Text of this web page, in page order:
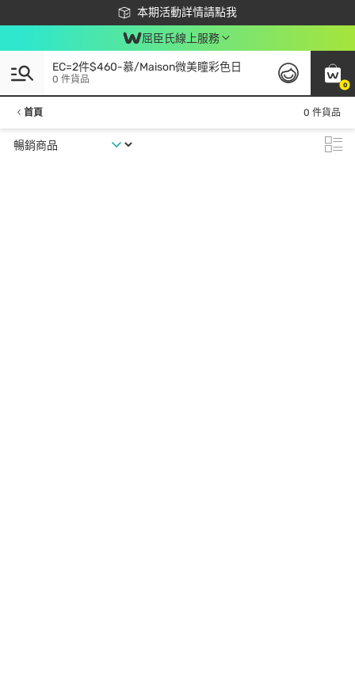
本期活動詳情請點我
下載app最高回饋$350
屈臣氏線上服務
0
EC=2件$460-慕/Maison微美瞳彩色日
0 件貨品
首頁 0 件貨品